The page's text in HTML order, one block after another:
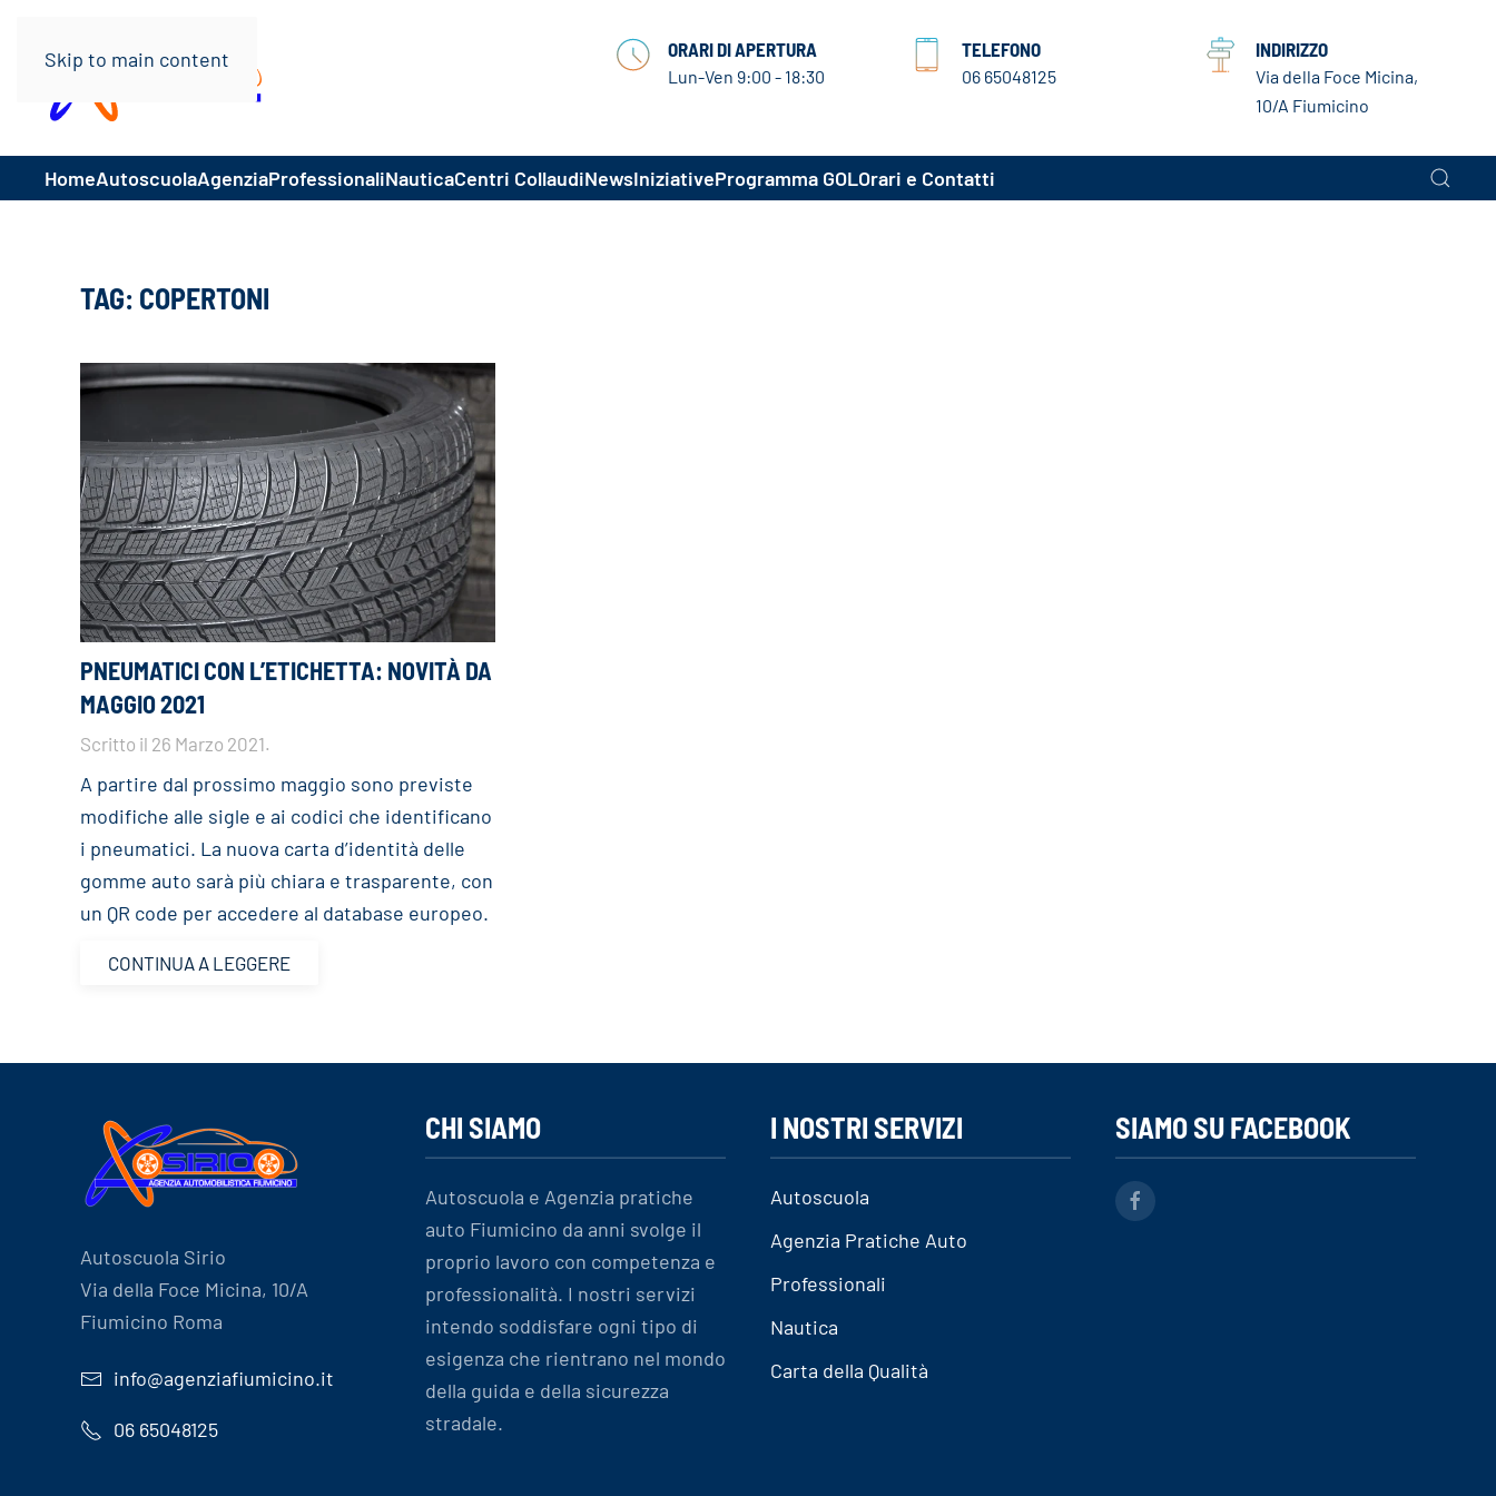
Skip to main content ORARI DI APERTURA
Lun-Ven 9:00 - 18:30
TELEFONO
06 65048125
INDIRIZZO
Via della Foce Micina,
10/A Fiumicino
HomeAutoscuolaAgenziaProfessionaliNauticaCentri CollaudiNewsIniziativeProgramma GOLOrari e Contatti
TAG: COPERTONI
PNEUMATICI CON L’ETICHETTA: NOVITÀ DA
MAGGIO 2021
Scritto il 26 Marzo 2021.
A partire dal prossimo maggio sono previste
modifiche alle sigle e ai codici che identificano
i pneumatici. La nuova carta d’identità delle
gomme auto sarà più chiara e trasparente, con
un QR code per accedere al database europeo.
CONTINUA A LEGGERE
Autoscuola Sirio
Via della Foce Micina, 10/A
Fiumicino Roma
info@agenziafiumicino.it
06 65048125
CHI SIAMO
Autoscuola e Agenzia pratiche
auto Fiumicino da anni svolge il
proprio lavoro con competenza e
professionalità. I nostri servizi
intendo soddisfare ogni tipo di
esigenza che rientrano nel mondo
della guida e della sicurezza
stradale.
I NOSTRI SERVIZI
Autoscuola
Agenzia Pratiche Auto
Professionali
Nautica
Carta della Qualità
SIAMO SU FACEBOOK